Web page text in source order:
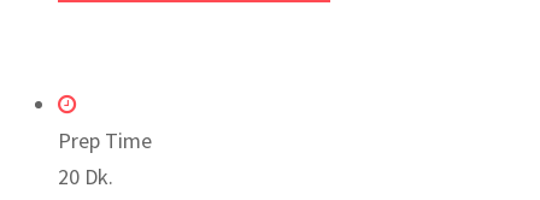
Prep Time
20 Dk.